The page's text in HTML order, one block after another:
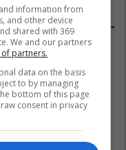
Alba
më 26 Qershor në
TV 65 ose
çdo blerje të
information from
and other device
shared with 369
We and our partners
of partners.
data on the basis
to by managing
bottom of this page
consent in privacy